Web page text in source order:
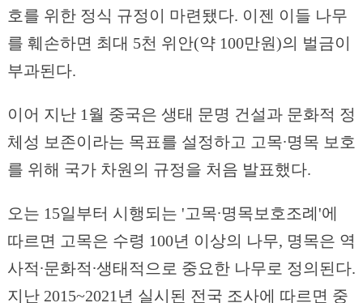
호를 위한 정식 규정이 마련됐다. 이젠 이들 나무
를 훼손하면 최대 5천 위안(약 100만원)의 벌금이
부과된다.
이어 지난 1월 중국은 생태 문명 건설과 문화적 정
체성 보존이라는 목표를 설정하고 고목∙명목 보호
를 위해 국가 차원의 규정을 처음 발표했다.
오는 15일부터 시행되는 '고목∙명목보호조례'에
따르면 고목은 수령 100년 이상의 나무, 명목은 역
사적∙문화적∙생태적으로 중요한 나무로 정의된다.
지난 2015~2021년 실시된 전국 조사에 따르면 중